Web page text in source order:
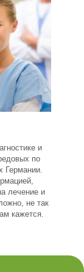
и
по
Германии.
лечение и
не так
кажется.